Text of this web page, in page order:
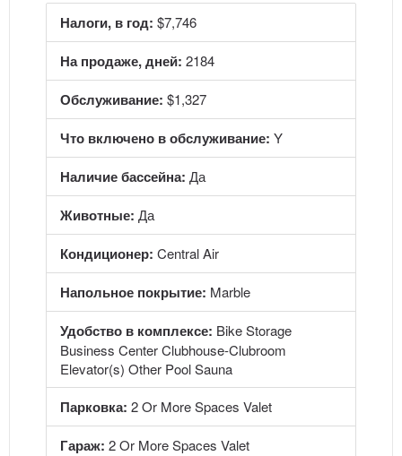
Налоги, в год: $7,746
На продаже, дней: 2184
Обслуживание: $1,327
Что включено в обслуживание: Y
Наличие бассейна: Да
Животные: Да
Кондиционер: Central Air
Напольное покрытие: Marble
Удобство в комплексе: Bike Storage
Business Center Clubhouse-Clubroom
Elevator(s) Other Pool Sauna
Парковка: 2 Or More Spaces Valet
Гараж: 2 Or More Spaces Valet